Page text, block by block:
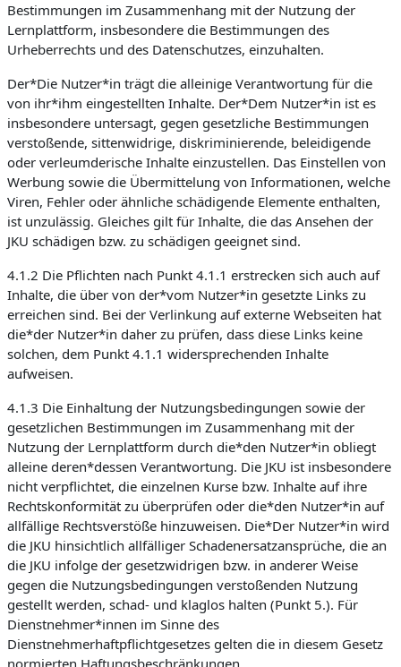
Bestimmungen im Zusammenhang mit der Nutzung der
Lernplattform, insbesondere die Bestimmungen des
Urheberrechts und des Datenschutzes, einzuhalten.
Der*Die Nutzer*in trägt die alleinige Verantwortung für die
von ihr*ihm eingestellten Inhalte. Der*Dem Nutzer*in ist es
insbesondere untersagt, gegen gesetzliche Bestimmungen
verstoßende, sittenwidrige, diskriminierende, beleidigende
oder verleumderische Inhalte einzustellen. Das Einstellen von
Werbung sowie die Übermittelung von Informationen, welche
Viren, Fehler oder ähnliche schädigende Elemente enthalten,
ist unzulässig. Gleiches gilt für Inhalte, die das Ansehen der
JKU schädigen bzw. zu schädigen geeignet sind.
4.1.2 Die Pflichten nach Punkt 4.1.1 erstrecken sich auch auf
Inhalte, die über von der*vom Nutzer*in gesetzte Links zu
erreichen sind. Bei der Verlinkung auf externe Webseiten hat
die*der Nutzer*in daher zu prüfen, dass diese Links keine
solchen, dem Punkt 4.1.1 widersprechenden Inhalte
aufweisen.
4.1.3 Die Einhaltung der Nutzungsbedingungen sowie der
gesetzlichen Bestimmungen im Zusammenhang mit der
Nutzung der Lernplattform durch die*den Nutzer*in obliegt
alleine deren*dessen Verantwortung. Die JKU ist insbesondere
nicht verpflichtet, die einzelnen Kurse bzw. Inhalte auf ihre
Rechtskonformität zu überprüfen oder die*den Nutzer*in auf
allfällige Rechtsverstöße hinzuweisen. Die*Der Nutzer*in wird
die JKU hinsichtlich allfälliger Schadenersatzansprüche, die an
die JKU infolge der gesetzwidrigen bzw. in anderer Weise
gegen die Nutzungsbedingungen verstoßenden Nutzung
gestellt werden, schad- und klaglos halten (Punkt 5.). Für
Dienstnehmer*innen im Sinne des
Dienstnehmerhaftpflichtgesetzes gelten die in diesem Gesetz
normierten Haftungsbeschränkungen.